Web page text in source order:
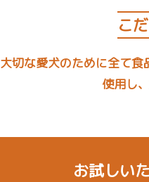
こ
大切な愛犬のために全て
使用し
お試しい